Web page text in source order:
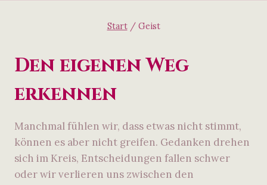
Start / Geist
Den eigenen Weg
erkennen
Manchmal fühlen wir, dass etwas nicht stimmt,
können es aber nicht greifen. Gedanken drehen
sich im Kreis, Entscheidungen fallen schwer
oder wir verlieren uns zwischen den